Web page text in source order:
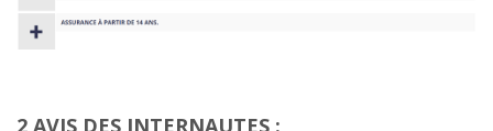
2 AVIS DES INTERNAUTES :